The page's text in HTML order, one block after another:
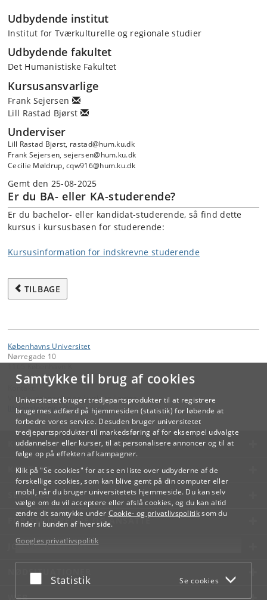
Samtykke til brug af cookies
Universitetet bruger tredjepartsprodukter til at registrere
brugernes adfærd på hjemmesiden (statistik) for løbende at
forbedre vores service. Desuden bruger universitetet
tredjepartsprodukter til markedsføring af for eksempel udvalgte
uddannelser eller kurser, til at personalisere annoncer og til at
følge op på effekten af kampagner.
Klik på "Se cookies" for at se en liste over udbyderne af de
forskellige cookies, som kan blive gemt på din computer eller
mobil, når du bruger universitetets hjemmeside. Du kan selv
vælge om du vil acceptere eller afslå cookies, og du kan altid
ændre dit samtykke under Cookie- og privatlivspolitiksom du
finder i bunden af hver side.
Googles privatlivspolitik
Acceptér eller afslå
Statistik Se cookies
Udbydende institut
Institut for Tværkulturelle og regionale studier
Udbydende fakultet
Det Humanistiske Fakultet
Kursusansvarlige
Frank Sejersen
Lill Rastad Bjørst
Underviser
Lill Rastad Bjørst, rastad@hum.ku.dk
Frank Sejersen, sejersen@hum.ku.dk
Cecilie Møldrup, cqw916@hum.ku.dk
Gemt den 25-08-2025
Er du BA- eller KA-studerende?
Er du bachelor- eller kandidat-studerende, så find dette
kursus i kursusbasen for studerende:
Kursusinformation for indskrevne studerende
TILBAGE
Københavns Universitet
Nørregade 10
Videreuddannelse og Livslang Læring
lifelonglearning@adm.ku.dk
KØBENHAVNS UNIVERSITET
KONTAKT
SERVICES
FOR STUDERENDE OG ANSATTE
JOB OG KARRIERE
NØDSITUATIONER
WEB